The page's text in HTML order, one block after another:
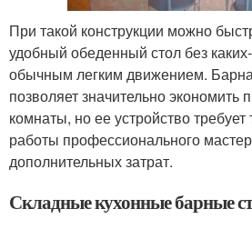
При такой конструкции можно
удобный обеденный стол без
обычным легким движением.
позволяет значительно экономить
комнаты, но ее устройство требует
работы профессионального
дополнительных затрат.
Складные кухонные барные